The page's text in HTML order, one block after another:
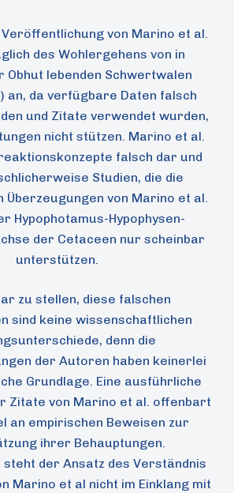
von Marino et al.
des Wohlergehens von in
Obhut lebenden Schwertwalen
an, da verfügbare Daten falsch
und Zitate verwendet wurden,
nicht stützen. Marino et al.
falsch dar und
Studien, die die
Überzeugungen von Marino et al.
Hypophotamus-Hypophysen-
der Cetaceen nur scheinbar
unterstützen.
zu stellen, diese falschen
sind keine wissenschaftlichen
denn die
der Autoren haben keinerlei
Grundlage. Eine ausführliche
Zitate von Marino et al. offenbart
an empirischen Beweisen zur
ihrer Behauptungen.
der Ansatz des Verständnis
Marino et al nicht im Einklang mit